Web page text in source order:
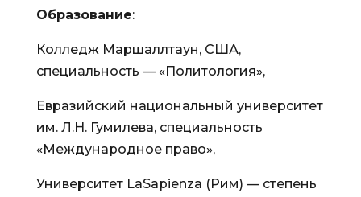
Образование:
Колледж Маршаллтаун, США,
специальность — «Политология»,
Евразийский национальный университет
им. Л.Н. Гумилева, специальность
«Международное право»,
Университет LaSapienza (Рим) — степень